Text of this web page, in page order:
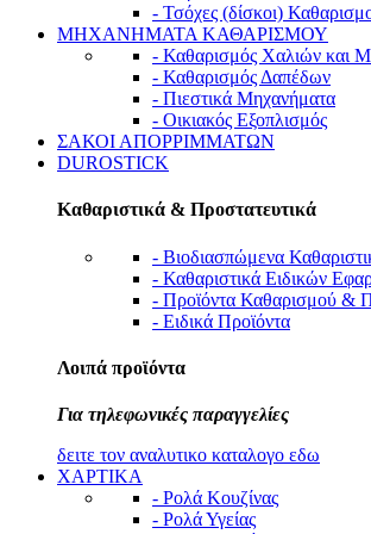
- Τσόχες (δίσκοι)
ΜΗΧΑΝΗΜΑΤΑ ΚΑΘΑΡΙΣΜΟΥ
- Καθαρισμός Χαλιών και
- Καθαρισμός Δαπέδων
- Πιεστικά Μηχανήματα
- Οικιακός Εξοπλισμός
ΣΑΚΟΙ ΑΠΟΡΡΙΜΜΑΤΩΝ
DUROSTICK
Καθαριστικά & Προστατευτικά
- Βιοδιασπώμενα
- Καθαριστικά Ειδικών
- Προϊόντα Καθαρισμού &
- Ειδικά Προϊόντα
Λοιπά προϊόντα
Για τηλεφωνικές παραγγελίες
δειτε τον αναλυτικο καταλογο εδω
ΧΑΡΤΙΚΑ
- Ρολά Κουζίνας
- Ρολά Υγείας